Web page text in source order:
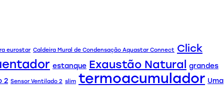
eurostar Caldeira Mural de Condensação Aquastar Connect Click
estanque Exaustão Natural
grandes
2 Sensor Ventilado 2 slim termoacumulador Uma